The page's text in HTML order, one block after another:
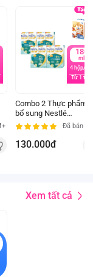
180
ml
4 hộp/lốc
Từ 1 tuổi
Combo 2 Thực phẩm
bổ sung Nestlé
NANGROW 6Đã bán
130.000đ
Xem tất cả